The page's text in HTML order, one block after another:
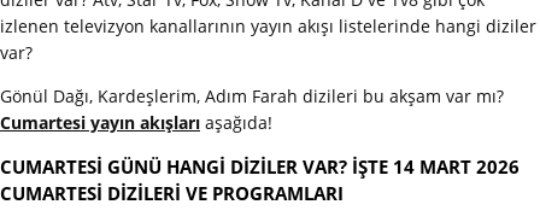
izlenen televizyon kanallarının yayın akışı listelerinde hangi diziler
var?
Gönül Dağı, Kardeşlerim, Adım Farah dizileri bu akşam var mı?
Cumartesi yayın akışları aşağıda!
CUMARTESİ GÜNÜ HANGİ DİZİLER VAR? İŞTE 14 MART 2026
CUMARTESİ DİZİLERİ VE PROGRAMLARI